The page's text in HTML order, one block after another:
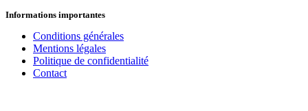
Informations importantes
Conditions générales
Mentions légales
Politique de confidentialité
Contact